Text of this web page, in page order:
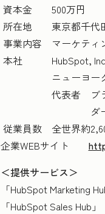
資本金 500万円
所在地 東京都千代田
事業内容
マーケティ
本社 HubSpot, Inc.（
ニューヨーク証券
代表者 ブライア
ダーメッシュ
従業員数 全世界約
企業WEBサイト
＜提供サービス＞
「HubSpot Marketing
「HubSpot Sales Hub 」